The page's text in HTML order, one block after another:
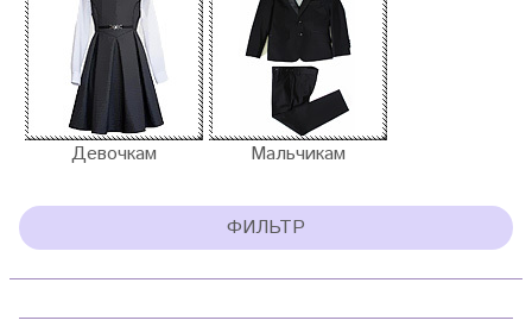
Девочкам Мальчикам
ФИЛЬТР